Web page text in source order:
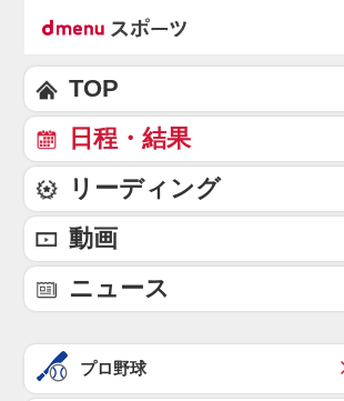
TOP
日程・結果
リーディング
動画
ニュース
プロ野球